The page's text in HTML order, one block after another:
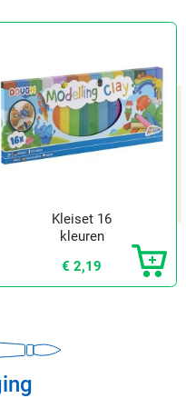
Kleiset 16
kleuren
€ 2,19